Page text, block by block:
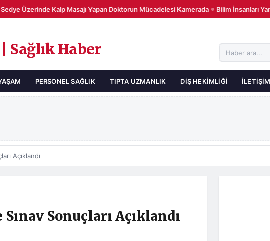
Üzerinde Kalp Masajı Yapan Doktorun Mücadelesi Kamerada ● Bilim İnsanları
Sağlık Haber
PERSONEL SAĞLIK TIPTA UZMANLIK DIŞ HEKIMLIĞI İLETIŞIM
Açıklandı
Sonuçları Açıklandı